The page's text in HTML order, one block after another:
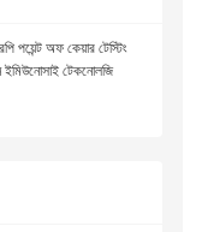
পয়েন্ট অফ কেয়ার টেস্টিং
ইমিউনোসাই টেকনোলজি